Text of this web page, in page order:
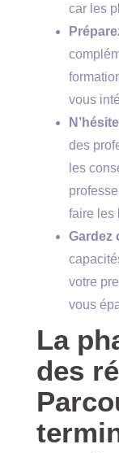
car les
vous
des
les
faire les
Gardez
votre
vous
La
des